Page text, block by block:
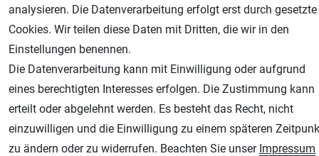
Airbrush-City
Modellbau-City
Plotter-City
Schneideplotter, Transferpressen, Siebdruck und Plotterfolien
Im Shop Kaufen
analysieren. Die Datenverarbeitung erfolgt erst durch gesetzte
Cookies. Wir teilen diese Daten mit Dritten, die wir in den
Einstellungen benennen.
Die Datenverarbeitung kann mit Einwilligung oder aufgrund
eines berechtigten Interesses erfolgen. Die Zustimmung kann
erteilt oder abgelehnt werden. Es besteht das Recht, nicht
einzuwilligen und die Einwilligung zu einem späteren
zu ändern oder zu widerrufen. Beachten Sie unser Impressum